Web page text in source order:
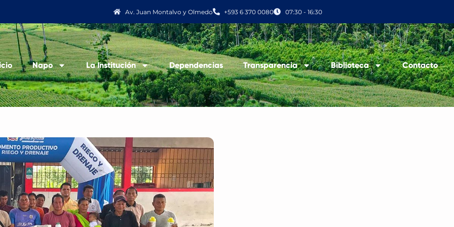
Av. Juan Montalvo y Olmedo +593 6 370 0080 07:30 - 16:30
Napo La Institución Dependencias Transparencia Biblioteca Contacto